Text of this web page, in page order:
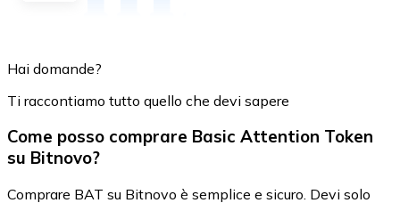
Hai domande?
Ti raccontiamo tutto quello che devi sapere
Come posso comprare Basic Attention Token
su Bitnovo?
Comprare BAT su Bitnovo è semplice e sicuro. Devi solo